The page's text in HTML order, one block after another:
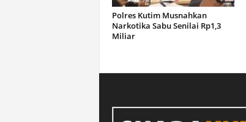
Polres Kutim Musnahkan
Narkotika Sabu Senilai Rp1,3
Miliar